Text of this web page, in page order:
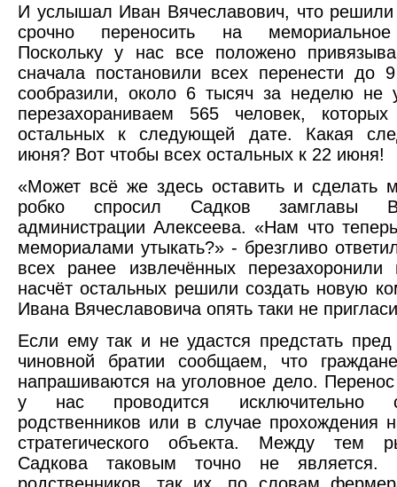
И услышал Иван Вячеславович, что решили
срочно переносить на
Поскольку у нас все положено
сначала постановили всех перенести до
сообразили, около 6 тысяч за неделю не
перезахораниваем 565 человек,
остальных к следующей дате. Какая
июня? Вот чтобы всех остальных к 22 июня!
«Может всё же здесь оставить и сделать
робко спросил Садков замглавы
администрации Алексеева. «Нам что
мемориалами утыкать?» - брезгливо
всех ранее извлечённых
насчёт остальных решили создать новую
Ивана Вячеславовича опять таки не
Если ему так и не удастся предстать
чиновной братии сообщаем, что
напрашиваются на уголовное дело. Перенос
у нас проводится исключительно
родственников или в случае прохождения
стратегического объекта. Между тем
Садкова таковым точно не
родственников, так их, по словам